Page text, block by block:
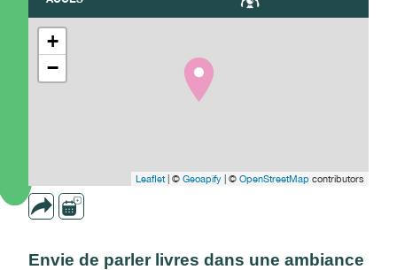
+
−
Leaflet| © Geoapify | © OpenStreetMap contributors
Envie de parler livres dans une ambiance